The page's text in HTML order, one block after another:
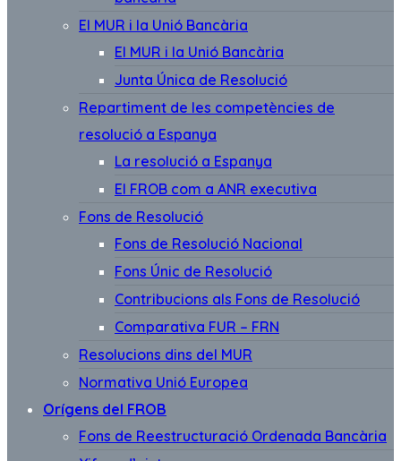
El MUR i la Unió Bancària
El MUR i la Unió Bancària
Junta Única de Resolució
Repartiment de les competències de
resolució a Espanya
La resolució a Espanya
El FROB com a ANR executiva
Fons de Resolució
Fons de Resolució Nacional
Fons Únic de Resolució
Contribucions als Fons de Resolució
Comparativa FUR – FRN
Resolucions dins del MUR
Normativa Unió Europea
Orígens del FROB
Fons de Reestructuració Ordenada Bancària